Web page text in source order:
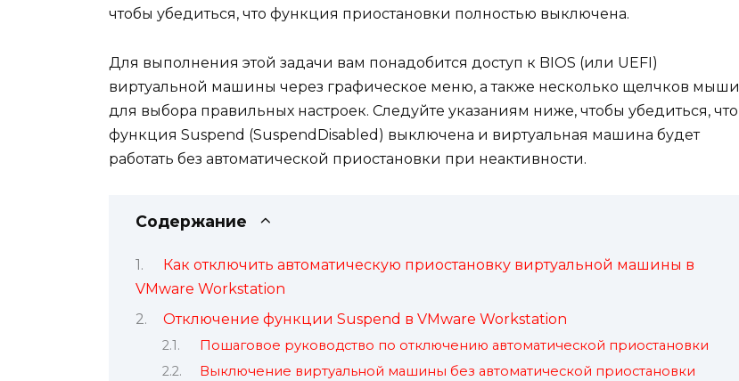
чтобы убедиться, что функция приостановки полностью выключена.
Для выполнения этой задачи вам понадобится доступ к BIOS (или UEFI)
виртуальной машины через графическое меню, а также несколько щелчков мыши
для выбора правильных настроек. Следуйте указаниям ниже, чтобы убедиться, что
функция Suspend (SuspendDisabled) выключена и виртуальная машина будет
работать без автоматической приостановки при неактивности.
Содержание
Как отключить автоматическую приостановку виртуальной машины в
VMware Workstation
Отключение функции Suspend в VMware Workstation
Пошаговое руководство по отключению автоматической приостановки
Выключение виртуальной машины без автоматической приостановки